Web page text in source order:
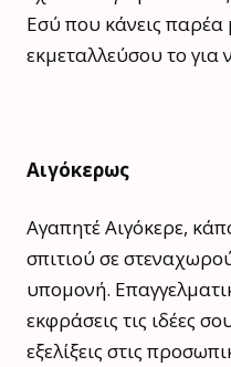
Εσύ που κάνεις παρέα
εκμεταλλεύσου το για
Αιγόκερως
Αγαπητέ Αιγόκερε,
σπιτιού σε
υπομονή.
εκφράσεις τις ιδέες
εξελίξεις στις